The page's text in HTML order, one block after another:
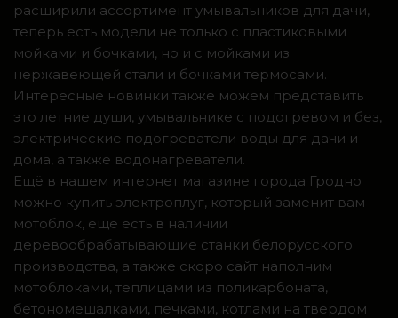
расширили ассортимент умывальников для дачи,
теперь есть модели не только с пластиковыми
мойками и бочками, но и с мойками из
нержавеющей стали и бочками термосами.
Интересные новинки также можем представить
это летние души, умывальнике с подогревом и без,
электрические подогреватели воды для дачи и
дома, а также водонагреватели.
Ещё в нашем интернет магазине города Гродно
можно купить электроплуг, который заменит вам
мотоблок, ещё есть в наличии
деревообрабатывающие станки белорусского
производства, а также скоро сайт наполним
мотоблоками, теплицами из поликарбоната,
бетономешалками, печками, котлами на твердом